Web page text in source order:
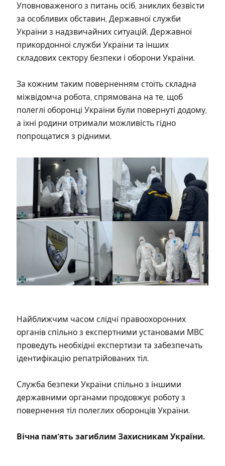
Уповноваженого з питань осіб, зниклих безвісти
за особливих обставин, Державної служби
України з надзвичайних ситуацій, Державної
прикордонної служби України та інших
складових сектору безпеки і оборони України.
За кожним таким поверненням стоїть складна
міжвідомча робота, спрямована на те, щоб
полеглі оборонці України були повернуті додому,
а їхні родини отримали можливість гідно
попрощатися з рідними.
Найближчим часом слідчі правоохоронних
органів спільно з експертними установами МВС
проведуть необхідні експертизи та забезпечать
ідентифікацію репатрійованих тіл.
Служба безпеки України спільно з іншими
державними органами продовжує роботу з
повернення тіл полеглих оборонців України.
Вічна пам’ять загиблим Захисникам України.